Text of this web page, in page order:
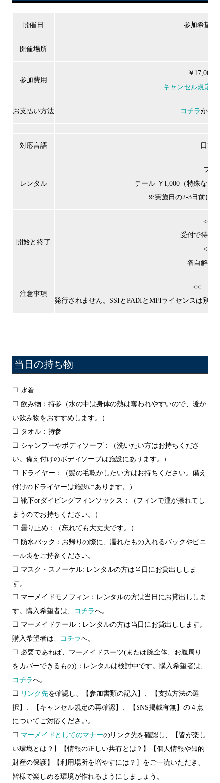
開催日 参加希望者
開催場所
参加費用
￥17,000
キャンセル規定
お支払い方法 コチラから
対応言語 日本
レンタル
フィ
テール ￥1,000（特殊なテ
※実施日の2-3日前に
開始と終了
<<
受付で待ち
<<
各自解散
注意事項
<< ラ
発行されません。SSIとPADIとMFIライセンスは別
当日の持ち物
☐ 水着
☐ 飲み物：持参（水の中は身体の熱は奪われやすいので、暖か
い飲み物をおすすめします。）
☐ タオル：持参
☐ シャンプーやボディソープ：（洗いたい方はお持ちくださ
い。備え付けのボディソープは施設にあります。）
☐ ドライヤー：（髪の毛乾かしたい方はお持ちください。備え
付けのドライヤーは施設にあります。）
☐ 靴下orダイビングフィンソックス：（フィンで踵が擦れてし
まうのでお持ちください。）
☐ 曇り止め：（忘れても大丈夫です。）
☐ 防水バック：お帰りの際に、濡れたもの入れるバックやビニ
ール袋をご持参ください。
☐ マスク・スノーケル: レンタルの方は当日にお貸出ししま
す。
☐ マーメイドモノフィン：レンタルの方は当日にお貸出ししま
す。購入希望者は、
コチラへ。
☐ マーメイドテール：レンタルの方は当日にお貸出しします。
購入希望者は、
コチラへ。
☐ 必要であれば、マーメイドスーツ(または腕全体、お腹周り
をカバーできるもの)：レンタルは検討中です。購入希望者は、
コチラへ。
☐ リンク先を確認し、【参加書類の記入】、【支払方法の選
択】、【キャンセル規定の再確認】、【SNS掲載有無】の４点
についてご対応ください。
☐ マーメイドとしてのマナーのリンク先を確認し、【皆が楽し
い環境とは？】【情報の正しい共有とは？】【個人情報や知的
財産の保護】【利用場所を増やすには？】をご一読いただき、
皆様で楽しめる環境が作れるようにしましょう。